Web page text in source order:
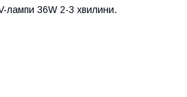
лампи 36W 2-3 хвилини.